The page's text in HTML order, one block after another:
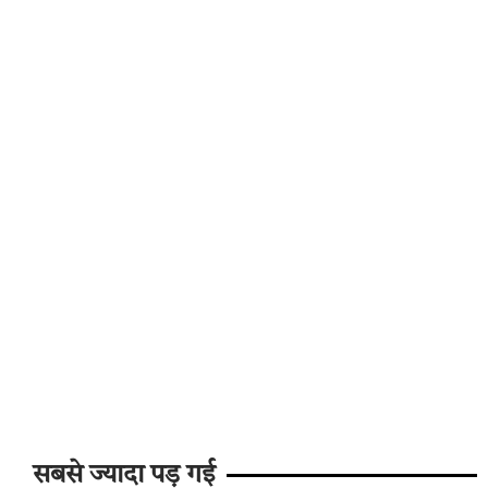
सबसे ज्यादा पड़ गई